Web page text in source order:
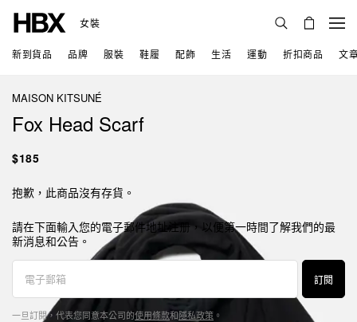
女裝
新到貨品 品牌 服裝 鞋履 配飾 生活 運動 折扣商品 文
MAISON KITSUNÉ
Fox Head Scarf
$185
抱歉，此商品沒有存貨。
請在下面輸入您的電子郵件地址注册，以便第一時間了解我們的最
新消息和公告。
訂閱
一旦訂閱，代表您同意本公司的使用條款和隱私政策 。